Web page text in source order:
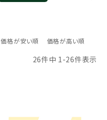
価格が安い順 価格が高い順
26件中 1-26件表示